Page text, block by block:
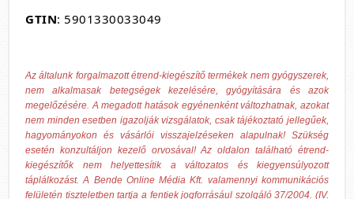
GTIN: 5901330033049
Az általunk forgalmazott étrend-kiegészítő termékek nem gyógyszerek,
nem alkalmasak betegségek kezelésére, gyógyítására és azok
megelőzésére. A megadott hatások egyénenként változhatnak, azokat
nem minden esetben igazolják vizsgálatok, csak tájékoztató jellegűek,
hagyományokon és vásárlói visszajelzéseken alapulnak! Szükség
esetén konzultáljon kezelő orvosával! Az oldalon található étrend-
kiegészítők nem helyettesítik a változatos és kiegyensúlyozott
táplálkozást. A Bende Online Média Kft. valamennyi kommunikációs
felületén tiszteletben tartja a fentiek jogforrásául szolgáló 37/2004. (IV.